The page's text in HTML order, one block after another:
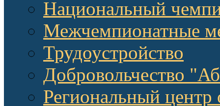
Национальный
Межчемпионатные
Трудоустройство
Добровольчество
Региональный центр